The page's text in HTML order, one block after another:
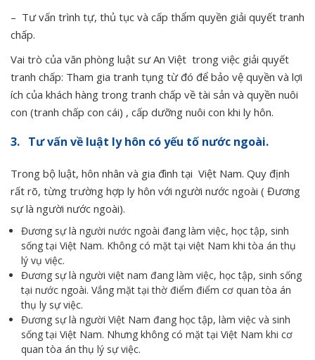
– Tư vấn trình tự, thủ tục và cấp thẩm quyền giải quyết tranh
chấp.
Vai trò của văn phòng luật sư An Việt trong việc giải quyết
tranh chấp: Tham gia tranh tụng từ đó để bảo vệ quyền và lợi
ích của khách hàng trong tranh chấp về tài sản và quyền nuôi
con (tranh chấp con cái) , cấp dưỡng nuôi con khi ly hôn.
3. Tư vấn về luật ly hôn có yếu tố nước ngoài.
Trong bộ luật, hôn nhân và gia đình tại Việt Nam. Quy định
rất rõ, từng trường hợp ly hôn với người nước ngoài ( Đương
sự là người nước ngoài).
Đương sự là người nước ngoài đang làm việc, học tập, sinh
sống tại Việt Nam. Không có mặt tại việt Nam khi tòa án thụ
lý vụ việc.
Đương sự là người việt nam đang làm việc, học tập, sinh sống
tại nước ngoài. Vắng mặt tại thờ điểm điểm cơ quan tòa án
thụ ly sự việc.
Đương sự là người Việt Nam đang học tập, làm việc và sinh
sống tại Việt Nam. Nhưng không có mặt tại Việt Nam khi cơ
quan tòa án thụ lý sự việc.